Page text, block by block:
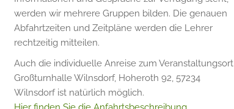
werden wir mehrere Gruppen bilden. Die genauen
Abfahrtzeiten und Zeitpläne werden die Lehrer
rechtzeitig mitteilen.
Auch die individuelle Anreise zum Veranstaltungsort
Großturnhalle Wilnsdorf, Hoheroth 92, 57234
Wilnsdorf ist natürlich möglich.